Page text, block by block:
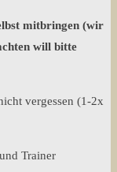
mitbringen (wir
will bitte
vergessen (1-2x
Trainer